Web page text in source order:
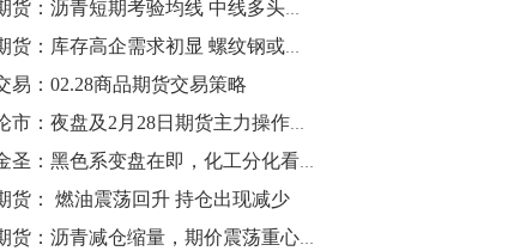
达6%，报689.5元/吨，刷新近两个月
。
有色研究团队：高度重视贵金属的阶
机会。自年初以来沪金上涨16.93%，
势，白银将开启补涨，且涨幅超过黄
金银比有望高位回归。
中期期货：沥青短期考验均线 中线多头思路
黑金期货：库存高企需求初显 螺纹钢或有大波动
易：02.28商品期货交易策略
商道论市：夜盘及2月28日期货主力操作策略
独孤金圣：黑色系变盘在即，化工分化看原油
货： 燃油震荡回升 持仓出现减少
瑞达期货：沥青减仓缩量，期价震荡重心上移